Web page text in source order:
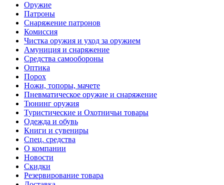
Оружие
Патроны
Снаряжение патронов
Комиссия
Чистка оружия и уход за оружием
Амуниция и снаряжение
Средства самообороны
Оптика
Порох
Ножи, топоры, мачете
Пневматическое оружие и снаряжение
Тюнинг оружия
Туристические и Охотничьи товары
Одежда и обувь
Книги и сувениры
Спец. средства
О компании
Новости
Скидки
Резервирование товара